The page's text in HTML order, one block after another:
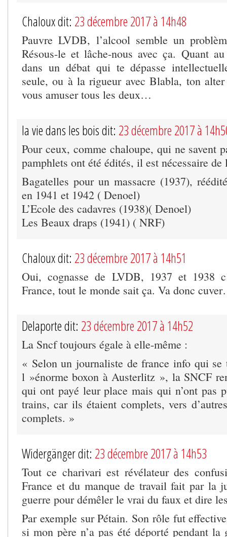
Chaloux dit: 23 décembre 2017 à 14h48
Pauvre LVDB, l’alcool semble un
Résous-le et lâche-nous avec ça. Quant
dans un débat qui te dépasse
seule, ou à la rigueur avec Blabla, ton
vous amuser tous les deux…
la vie dans les bois dit: 23 décembre 2017 à
Pour ceux, comme chaloupe, qui ne savent
pamphlets ont été édités, il est nécessaire de
Bagatelles pour un massacre (1937),
en 1941 et 1942 ( Denoel)
L’Ecole des cadavres (1938)( Denoel)
Les Beaux draps (1941) ( NRF)
Chaloux dit: 23 décembre 2017 à 14h51
Oui, cognasse de LVDB, 1937 et 1938
France, tout le monde sait ça. Va donc
Delaporte dit: 23 décembre 2017 à 14h52
La Sncf toujours égale à elle-même :
« Selon un journaliste de france info qui
l »énorme boxon à Austerlitz », la SNCF
qui ont payé leur place mais qui n’ont pas
trains, car ils étaient complets, vers
complets. »
Widergänger dit: 23 décembre 2017 à 14h53
Tout ce charivari est révélateur des
France et du manque de travail fait par la
guerre pour démêler le vrai du faux et dire
Par exemple sur Pétain. Son rôle fut
si mon père n’a pas été déporté pendant